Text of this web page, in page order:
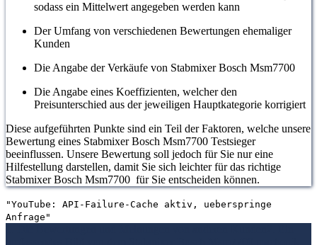
sodass ein Mittelwert angegeben werden kann
Der Umfang von verschiedenen Bewertungen ehemaliger
Kunden
Die Angabe der Verkäufe von Stabmixer Bosch Msm7700
Die Angabe eines Koeffizienten, welcher den
Preisunterschied aus der jeweiligen Hauptkategorie korrigiert
Diese aufgeführten Punkte sind ein Teil der Faktoren, welche unsere
Bewertung eines Stabmixer Bosch Msm7700 Testsieger
beeinflussen. Unsere Bewertung soll jedoch für Sie nur eine
Hilfestellung darstellen, damit Sie sich leichter für das richtige
Stabmixer Bosch Msm7700 für Sie entscheiden können.
"YouTube: API-Failure-Cache aktiv, ueberspringe
Anfrage"